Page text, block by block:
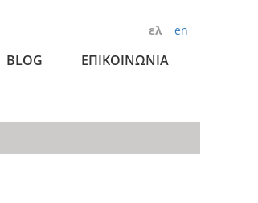
en
ελ
BLOG ΕΠΙΚΟΙΝΩΝΙΑ